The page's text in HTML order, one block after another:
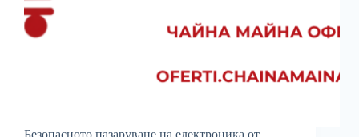
Безопасното пазаруване на електроника от